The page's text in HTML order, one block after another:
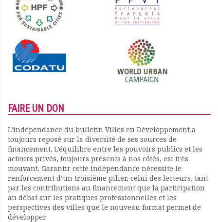
Actualités
Nous contacter
FAIRE UN DON
L’indépendance du bulletin Villes en Développement a
toujours reposé sur la diversité de ses sources de
financement. L’équilibre entre les pouvoirs publics et les
acteurs privés, toujours présents à nos côtés, est très
mouvant. Garantir cette indépendance nécessite le
renforcement d’un troisième pilier, celui des lecteurs, tant
par les contributions au financement que la participation
au débat sur les pratiques professionnelles et les
perspectives des villes que le nouveau format permet de
développer.